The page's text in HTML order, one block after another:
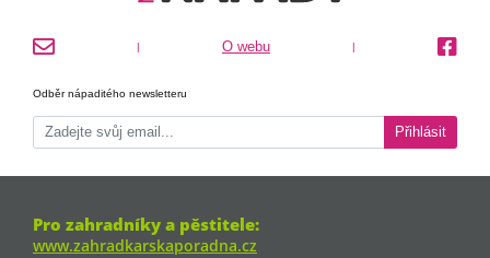
| O webu |
Odběr nápaditého newsletteru
Přihlásit
Pro zahradníky a pěstitele:
www.zahradkarskaporadna.cz